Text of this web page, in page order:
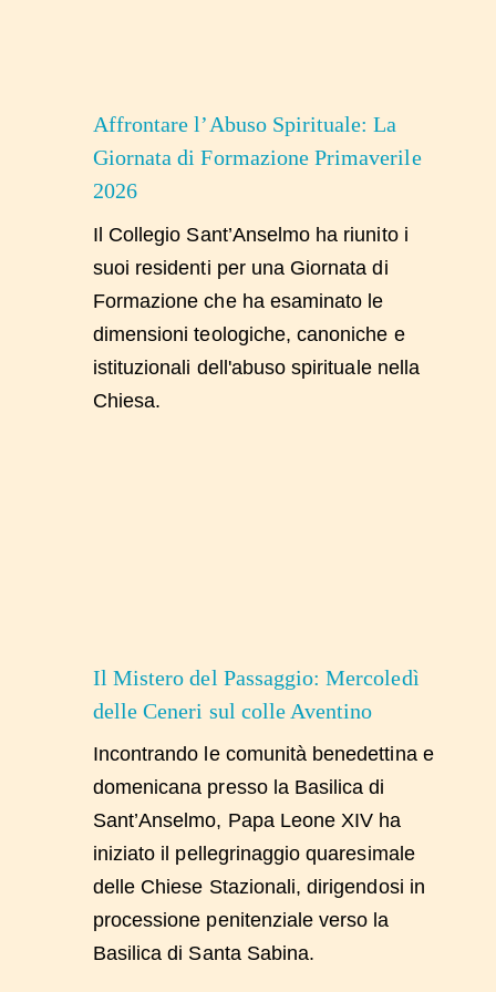
Affrontare l’Abuso Spirituale: La
Giornata di Formazione Primaverile
2026
Il Collegio Sant’Anselmo ha riunito i
suoi residenti per una Giornata di
Formazione che ha esaminato le
dimensioni teologiche, canoniche e
istituzionali dell'abuso spirituale nella
Chiesa.
Il Mistero del Passaggio: Mercoledì
delle Ceneri sul colle Aventino
Incontrando le comunità benedettina e
domenicana presso la Basilica di
Sant’Anselmo, Papa Leone XIV ha
iniziato il pellegrinaggio quaresimale
delle Chiese Stazionali, dirigendosi in
processione penitenziale verso la
Basilica di Santa Sabina.